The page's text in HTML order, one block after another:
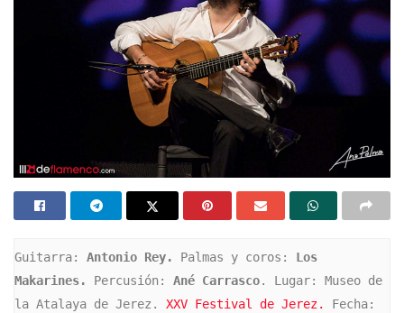
Guitarra: Antonio Rey. Palmas y coros: Los
Makarines.
Percusión: Ané Carrasco. Lugar: Museo de
la Atalaya de Jerez. XXV Festival de Jerez.
Fecha: